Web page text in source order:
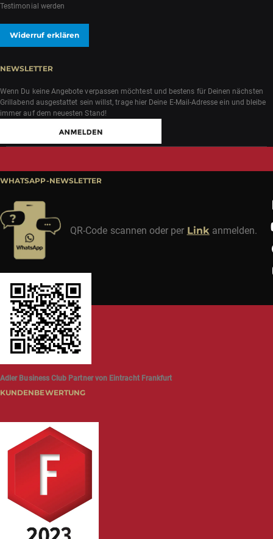
Testimonial werden
Widerruf erklären
NEWSLETTER
Wenn Du keine Angebote verpassen möchtest und bestens für Deinen nächsten
Grillabend ausgestattet sein willst, trage hier Deine E-Mail-Adresse ein und bleibe
immer auf dem neuesten Stand!
WHATSAPP-NEWSLETTER
QR-Code scannen oder per Link anmelden.
Adler Business Club Partner von Eintracht Frankfurt
KUNDENBEWERTUNG